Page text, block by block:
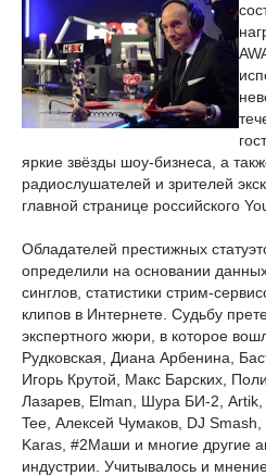
яркие звёзды шоу-бизнеса, а
радиослушателей и зрителей
главной странице российского
Обладателей престижных
определили на основании
синглов, статистики стрим-
клипов в Интернете. Судьбу
экспертного жюри, в которое
Рудковская, Диана Арбенина,
Игорь Крутой, Макс Барских,
Лазарев, Elman, Шура БИ-2,
Tee, Алексей Чумаков, DJ
Karas, #2Маши и многие другие
индустрии. Учитывалось и